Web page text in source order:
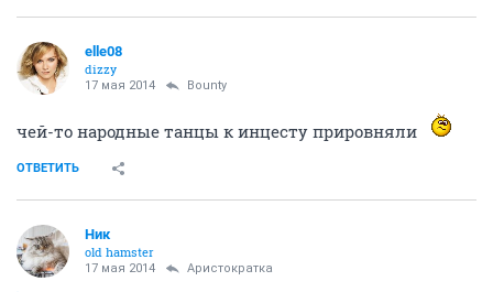
elle08
dizzy
17 мая 2014 Bounty
чей-то народные танцы к инцесту прировняли
ОТВЕТИТЬ
Ник
old hamster
17 мая 2014 Аристократка